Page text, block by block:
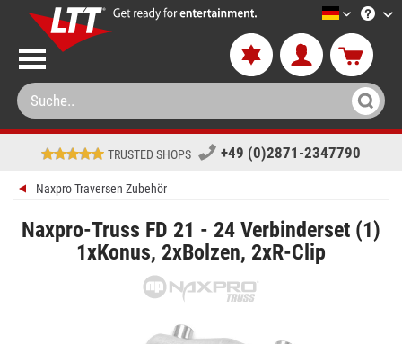
LTT-
TRUSTED SHOPS +49 (0)2871-2347790
Naxpro Traversen Zubehör
Naxpro-Truss FD 21 - 24 Verbinderset (1)
1xKonus, 2xBolzen, 2xR-Clip